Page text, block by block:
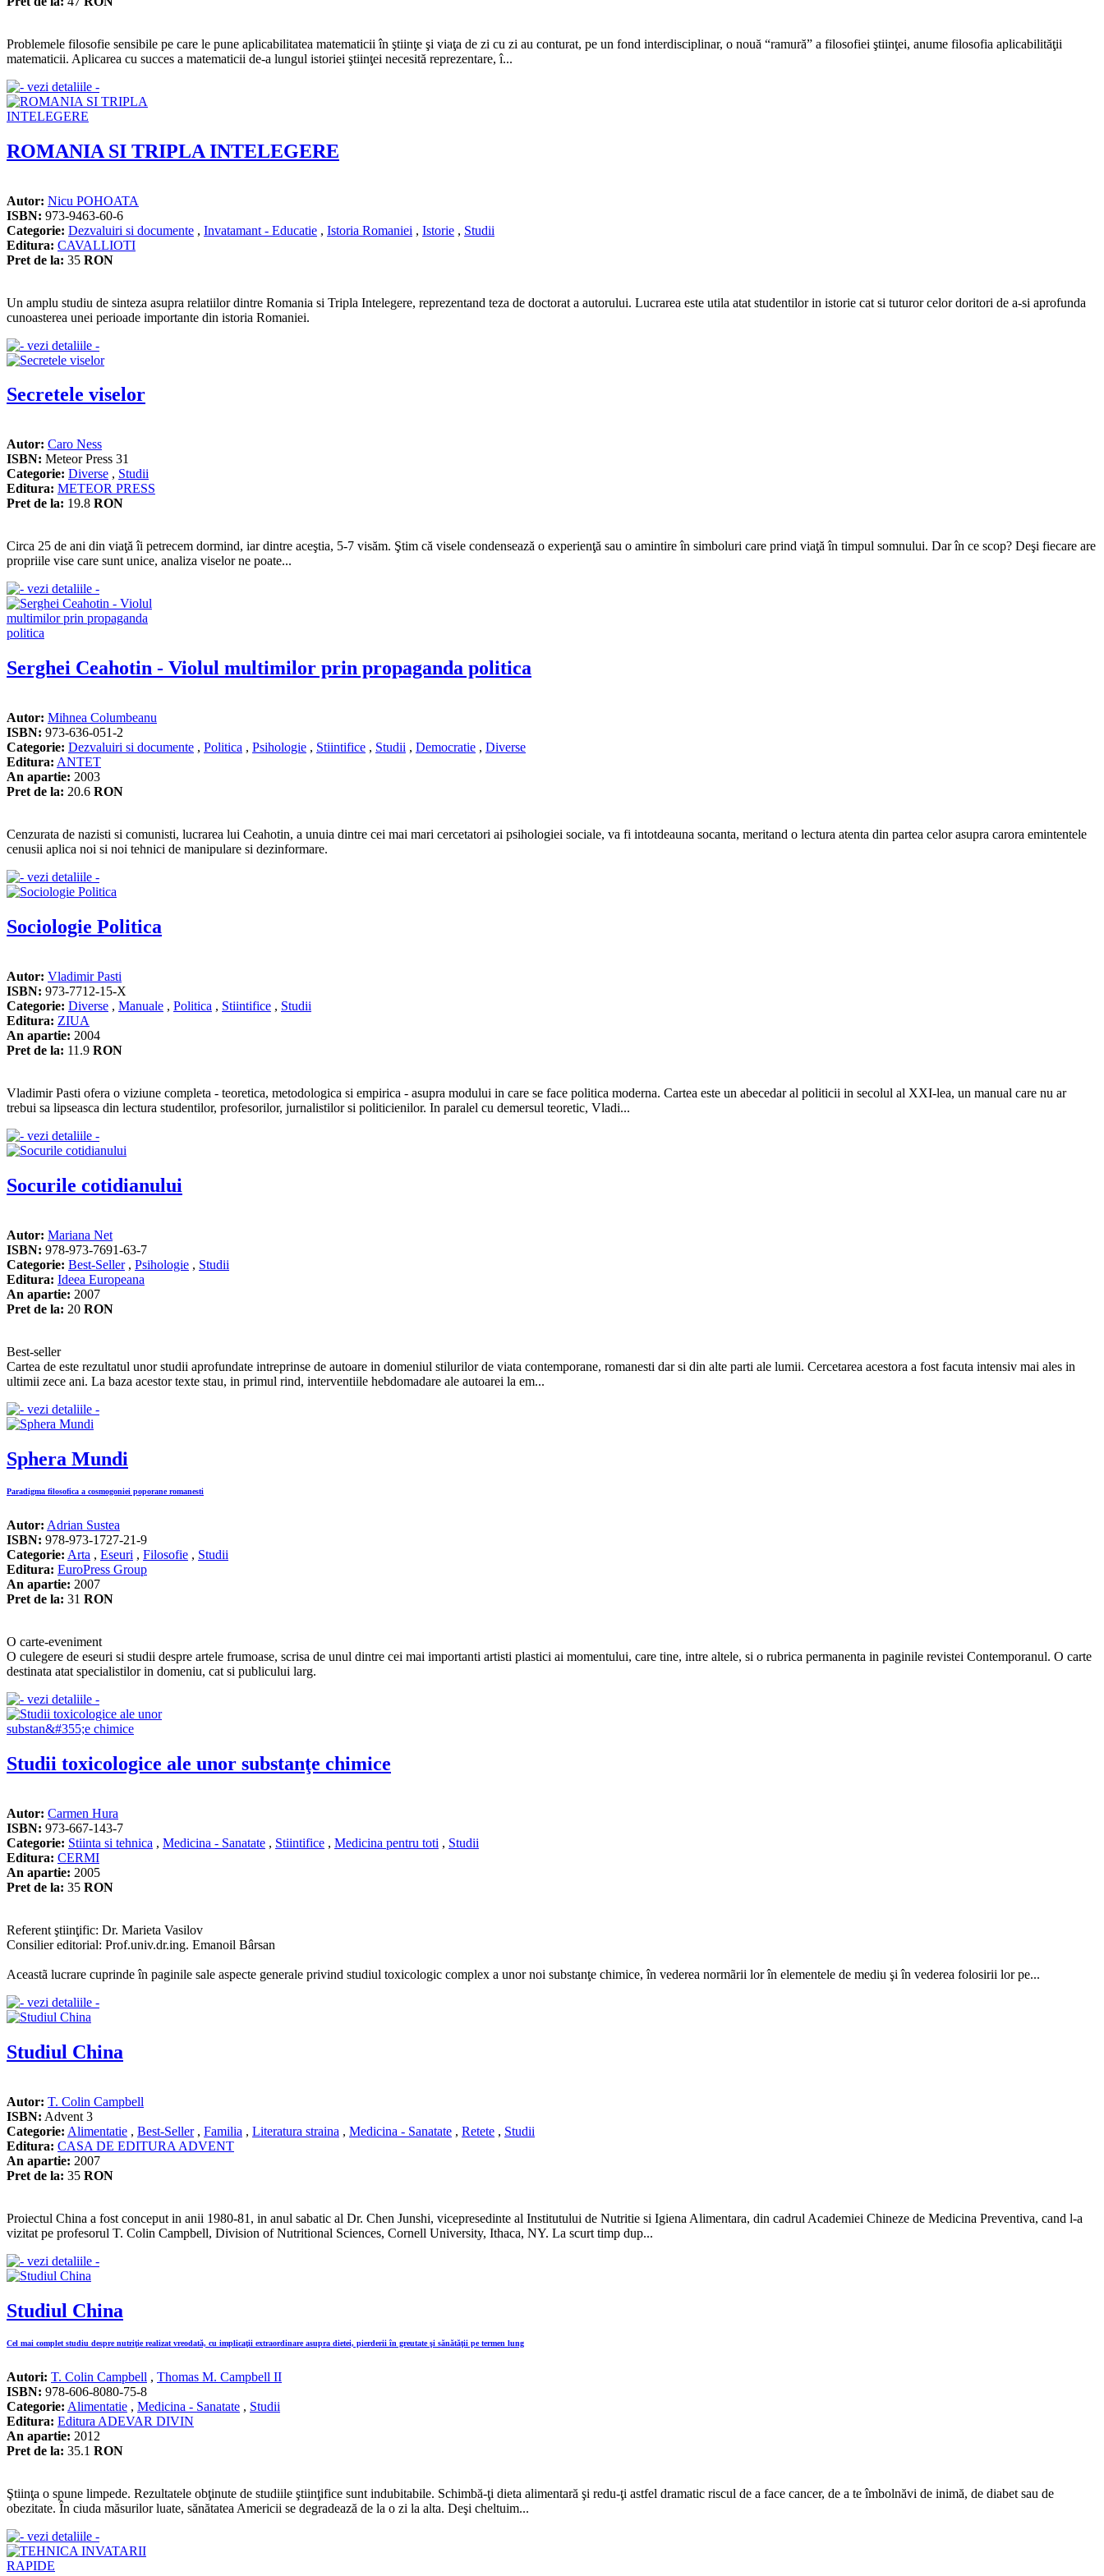
Problemele filosofie sensibile pe care le pune aplicabilitatea matematicii în ştiinţe şi viaţa de zi cu zi au conturat, pe un fond interdisciplinar, o nouă “ramură” a filosofiei ştiinţei, anume filosofia aplicabilităţii
matematicii. Aplicarea cu succes a matematicii de-a lungul istoriei ştiinţei necesită reprezentare, î...
ROMANIA SI TRIPLA INTELEGERE
Autor: Nicu POHOATA
ISBN: 973-9463-60-6
Categorie: Dezvaluiri si documente , Invatamant - Educatie , Istoria Romaniei , Istorie , Studii
Editura: CAVALLIOTI
Pret de la: 35 RON
Un amplu studiu de sinteza asupra relatiilor dintre Romania si Tripla Intelegere, reprezentand teza de doctorat a autorului. Lucrarea este utila atat studentilor in istorie cat si tuturor celor doritori de a-si aprofunda
cunoasterea unei perioade importante din istoria Romaniei.
Secretele viselor
Autor: Caro Ness
ISBN: Meteor Press 31
Categorie: Diverse , Studii
Editura: METEOR PRESS
Pret de la: 19.8 RON
Circa 25 de ani din viaţă îi petrecem dormind, iar dintre aceştia, 5-7 visăm. Ştim că visele condensează o experienţă sau o amintire în simboluri care prind viaţă în timpul somnului. Dar în ce scop? Deşi fiecare are
propriile vise care sunt unice, analiza viselor ne poate...
Serghei Ceahotin - Violul multimilor prin propaganda politica
Autor: Mihnea Columbeanu
ISBN: 973-636-051-2
Categorie: Dezvaluiri si documente , Politica , Psihologie , Stiintifice , Studii , Democratie , Diverse
Editura: ANTET
An apartie: 2003
Pret de la: 20.6 RON
Cenzurata de nazisti si comunisti, lucrarea lui Ceahotin, a unuia dintre cei mai mari cercetatori ai psihologiei sociale, va fi intotdeauna socanta, meritand o lectura atenta din partea celor asupra carora emintentele
cenusii aplica noi si noi tehnici de manipulare si dezinformare.
Sociologie Politica
Autor: Vladimir Pasti
ISBN: 973-7712-15-X
Categorie: Diverse , Manuale , Politica , Stiintifice , Studii
Editura: ZIUA
An apartie: 2004
Pret de la: 11.9 RON
Vladimir Pasti ofera o viziune completa - teoretica, metodologica si empirica - asupra modului in care se face politica moderna. Cartea este un abecedar al politicii in secolul al XXI-lea, un manual care nu ar
trebui sa lipseasca din lectura studentilor, profesorilor, jurnalistilor si politicienilor. In paralel cu demersul teoretic, Vladi...
Socurile cotidianului
Autor: Mariana Net
ISBN: 978-973-7691-63-7
Categorie: Best-Seller, Psihologie , Studii
Editura: Ideea Europeana
An apartie: 2007
Pret de la: 20 RON
Best-seller
Cartea de este rezultatul unor studii aprofundate intreprinse de autoare in domeniul stilurilor de viata contemporane, romanesti dar si din alte parti ale lumii. Cercetarea acestora a fost facuta intensiv mai ales in
ultimii zece ani. La baza acestor texte stau, in primul rind, interventiile hebdomadare ale autoarei la em...
Sphera Mundi
Paradigma filosofica a cosmogoniei poporane romanesti
Autor: Adrian Sustea
ISBN: 978-973-1727-21-9
Categorie: Arta , Eseuri , Filosofie , Studii
Editura: EuroPress Group
An apartie: 2007
Pret de la: 31 RON
O carte-eveniment
O culegere de eseuri si studii despre artele frumoase, scrisa de unul dintre cei mai importanti artisti plastici ai momentului, care tine, intre altele, si o rubrica permanenta in paginile revistei Contemporanul. O carte
destinata atat specialistilor in domeniu, cat si publicului larg.
Studii toxicologice ale unor substanţe chimice
Autor: Carmen Hura
ISBN: 973-667-143-7
Categorie: Stiinta si tehnica , Medicina - Sanatate , Stiintifice , Medicina pentru toti , Studii
Editura: CERMI
An apartie: 2005
Pret de la: 35 RON
Referent ştiinţific: Dr. Marieta Vasilov
Consilier editorial: Prof.univ.dr.ing. Emanoil Bârsan
Aceastã lucrare cuprinde în paginile sale aspecte generale privind studiul toxicologic complex a unor noi substanţe chimice, în vederea normãrii lor în elementele de mediu şi în vederea folosirii lor pe...
Studiul China
Autor: T. Colin Campbell
ISBN: Advent 3
Categorie: Alimentatie , Best-Seller, Familia , Literatura straina , Medicina - Sanatate , Retete , Studii
Editura: CASA DE EDITURA ADVENT
An apartie: 2007
Pret de la: 35 RON
Proiectul China a fost conceput in anii 1980-81, in anul sabatic al Dr. Chen Junshi, vicepresedinte al Institutului de Nutritie si Igiena Alimentara, din cadrul Academiei Chineze de Medicina Preventiva, cand l-a
vizitat pe profesorul T. Colin Campbell, Division of Nutritional Sciences, Cornell University, Ithaca, NY. La scurt timp dup...
Studiul China
Cel mai complet studiu despre nutriţie realizat vreodată, cu implicaţii extraordinare asupra dietei, pierderii în greutate şi sănătăţii pe termen lung
Autori: T. Colin Campbell , Thomas M. Campbell II
ISBN: 978-606-8080-75-8
Categorie: Alimentatie , Medicina - Sanatate , Studii
Editura: Editura ADEVAR DIVIN
An apartie: 2012
Pret de la: 35.1 RON
Ştiinţa o spune limpede. Rezultatele obţinute de studiile ştiinţifice sunt indubitabile. Schimbă-ţi dieta alimentară şi redu-ţi astfel dramatic riscul de a face cancer, de a te îmbolnăvi de inimă, de diabet sau de
obezitate. În ciuda măsurilor luate, sănătatea Americii se degradează de la o zi la alta. Deşi cheltuim...